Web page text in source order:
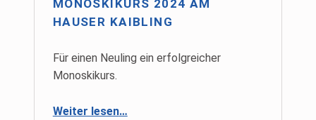
MONOSKIKURS 2024 AM
HAUSER KAIBLING
Für einen Neuling ein erfolgreicher
Monoskikurs.
Weiter lesen…